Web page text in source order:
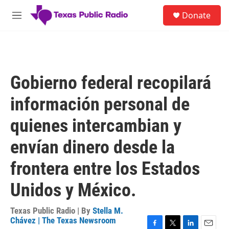
Skip to main content
M
Donate
Gobierno federal recopilará
información personal de
quienes intercambian y
envían dinero desde la
frontera entre los Estados
Unidos y México.
Texas Public Radio | By Stella M.
Chávez | The Texas Newsroom